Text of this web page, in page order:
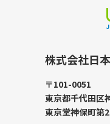
株式会社日
〒101-0051
東京都千代田区
東京堂神保町第